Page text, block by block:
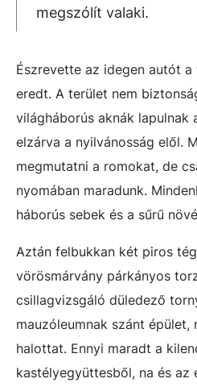
megszólít valaki.
Észrevette az idegen autót
eredt. A terület nem
világháborús aknák lapulnak
elzárva a nyilvánosság elől.
megmutatni a romokat, de
nyomában maradunk.
háborús sebek és a sűrű
Aztán felbukkan két piros
vörösmárvány párkányos
csillagvizsgáló düledező
mauzóleumnak szánt
halottat. Ennyi maradt a
kastélyegyüttesből, na és az